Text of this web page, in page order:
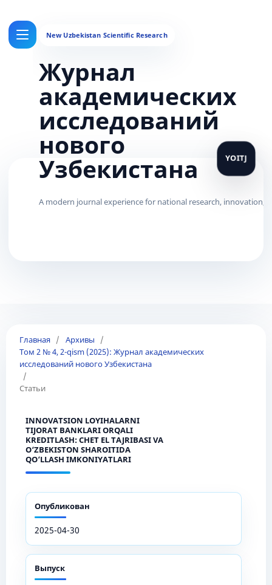
Журнал
академических
исследований
нового
Узбекистана
Главная / Архивы
/
Том 2 № 4, 2-qism (2025): Журнал академических
исследований нового Узбекистана
/
Статьи
INNOVATSION LOYIHALARNI
TIJORAT BANKLARI ORQALI
KREDITLASH: CHET EL TAJRIBASI VA
O‘ZBEKISTON SHAROITIDA
QO‘LLASH IMKONIYATLARI
Опубликован
2025-04-30
Выпуск